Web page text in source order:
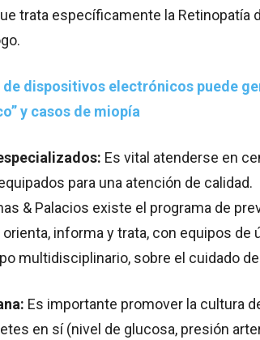
trata específicamente la Retinopatía
de dispositivos electrónicos puede
y casos de miopía
Es vital atenderse en
para una atención de calidad.
& Palacios existe el programa de
orienta, informa y trata, con equipos de
multidisciplinario, sobre el cuidado
Es importante promover la cultura
en sí (nivel de glucosa, presión